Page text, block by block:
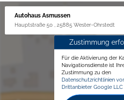
Autohaus Asmussen
Hauptstraße 50 , 25885 Wester-Ohrstedt
Zustimmung
Für die Aktivierung der
Navigationsdienste ist
Zustimmung zu den
Datenschutzrichtlinien
Drittanbieter Google LLC